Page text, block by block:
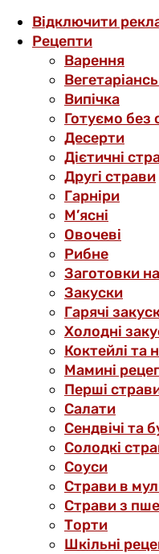
Відключити
Рецепти
Варення
Випічка
Готуємо без
Десерти
Дієтичні
Другі страви
Гарніри
М’ясні
Овочеві
Рибне
Заготовки
Закуски
Гарячі
Холодні
Коктейлі та
Мамині
Перші
Салати
Сендвічі та
Солодкі
Соуси
Страви в
Страви з
Торти
Шкільні